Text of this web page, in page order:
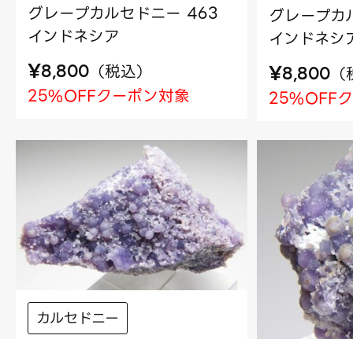
グレープカルセドニー 463
インドネシア
¥8,800 （税込）
25%OFFクーポン対象
グレープ
インドネシ
¥8,800 （
25%OFF
カルセドニー